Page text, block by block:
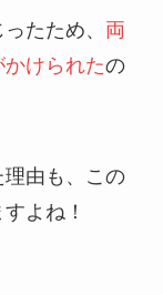
たため、 両
けられたの
由も、この
よね！